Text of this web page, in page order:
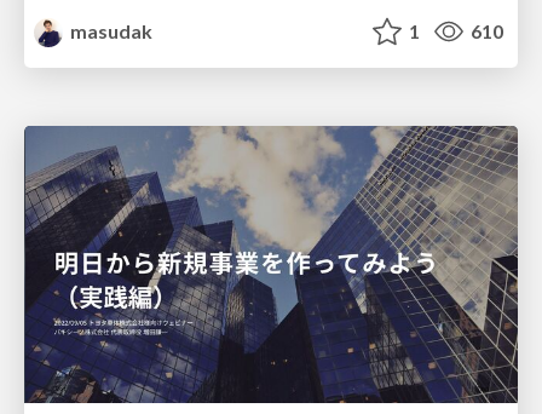
masudak
1 610